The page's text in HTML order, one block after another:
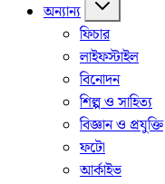
অন্যান্য
ফিচার
লাইফস্টাইল
বিনোদন
শিল্প ও সাহিত্য
বিজ্ঞান ও প্রযুক্তি
ফটো
আর্কাইভ